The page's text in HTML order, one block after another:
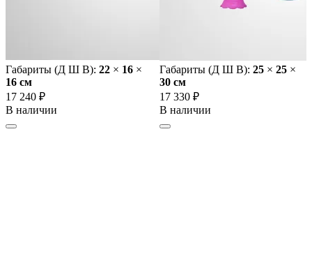
Габариты (Д Ш В): 22 × 16 ×
16 cм
17 240 ₽
В наличии
Габариты (Д Ш В): 25 × 25 ×
30 cм
17 330 ₽
В наличии